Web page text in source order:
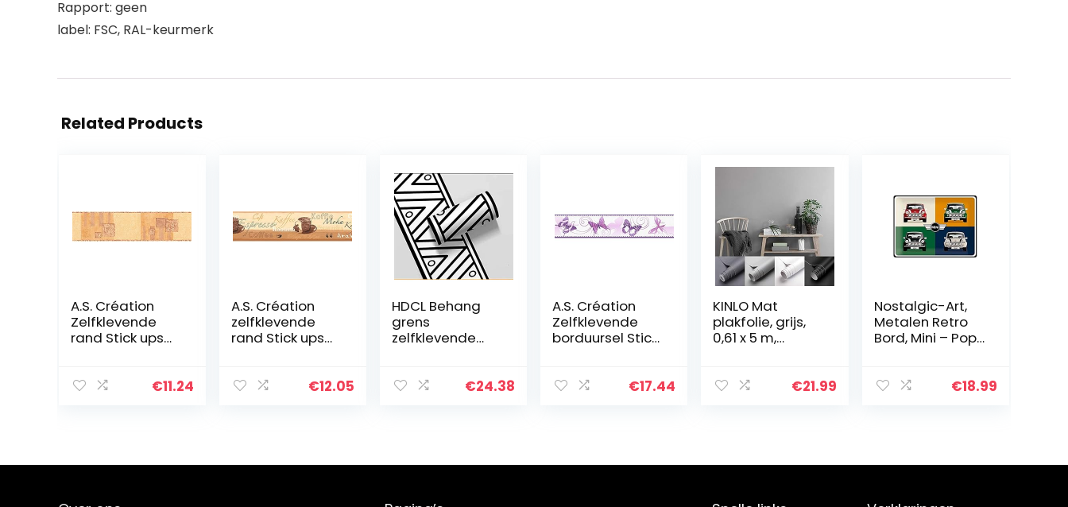
Rapport: geen
label: FSC, RAL-keurmerk
Related Products
A.S. Création
Zelfklevende
rand Stick ups
Made in
€11.24
A.S. Création
zelfklevende
rand Stick ups
beige bruin
€12.05
HDCL Behang
grens
zelfklevende
muurranden
rand…
€24.38
A.S. Création
Zelfklevende
borduursel Stick
Made in
€17.44
KINLO Mat
plakfolie, grijs,
0,61 x 5 m,
keukenkastfolie,
€21.99
Nostalgic-Art,
Metalen Retro
Bord, Mini – Pop
voor
€18.99